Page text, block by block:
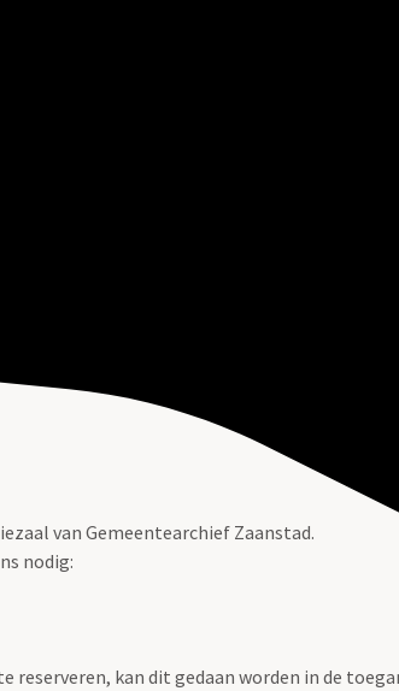
van Gemeentearchief Zaanstad.
nodig:
reserveren, kan dit gedaan worden in de